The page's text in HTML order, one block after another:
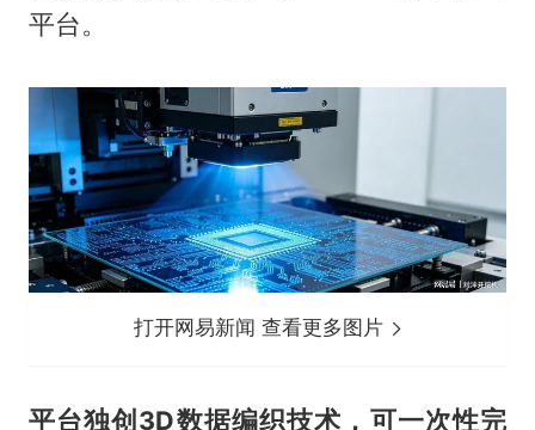
平台。
打开网易新闻 查看更多图片
平台独创3D数据编织技术，可一次性完